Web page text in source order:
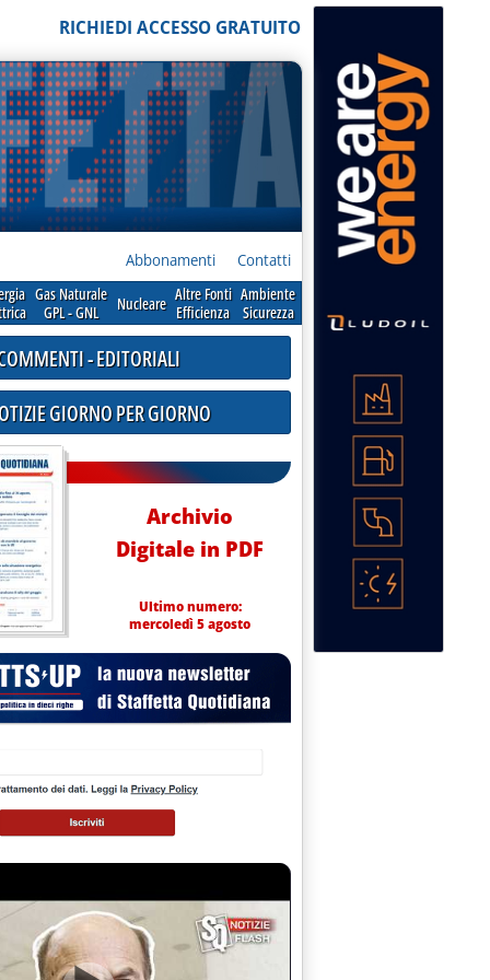
RICHIEDI ACCESSO GRATUITO
Abbonamenti Contatti
Gas Naturale
GPL - GNL
Nucleare Altre Fonti
Efficienza
Ambiente
Sicurezza
e Samruk-Kazyna '
- EDITORIALI
GIORNO PER GIORNO
Archivio
Digitale in PDF
Ultimo numero:
mercoledì 5 agosto